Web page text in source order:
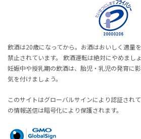
飲酒は20歳になってから。お酒はおいしく適量
禁止されています。 飲酒運転は絶対にやめましょ
妊娠中や授乳期の飲酒は、胎児・乳児の発育に
気を付けましょう。
このサイトはグローバルサインにより認証され
の情報送信は暗号化により保護されます。